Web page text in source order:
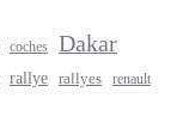
coches Dakar
rallye rallyes renault